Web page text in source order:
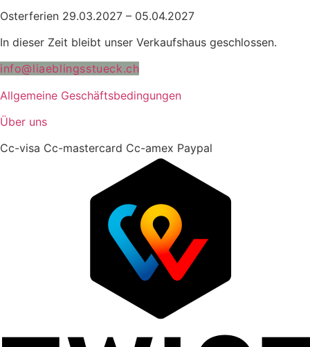
Osterferien 29.03.2027 – 05.04.2027
In dieser Zeit bleibt unser Verkaufshaus geschlossen.
info@liaeblingsstueck.ch
Allgemeine Geschäftsbedingungen
Über uns
Cc-visa Cc-mastercard Cc-amex Paypal